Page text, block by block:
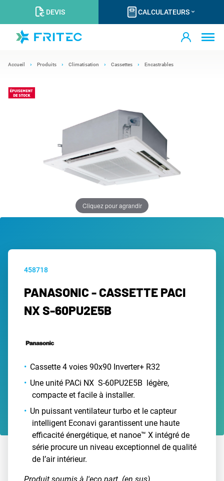
DEVIS CALCULATEURS
Accueil Produits Climatisation Cassettes Encastrables
Cliquez pour agrandir
458718
PANASONIC - CASSETTE PACI
NX S-60PU2E5B
Cassette 4 voies 90x90 Inverter+ R32
Une unité PACi NX S-60PU2E5B légère,
compacte et facile à installer.
Un puissant ventilateur turbo et le capteur
intelligent Econavi garantissent une haute
efficacité énergétique, et nanoe™ X intégré de
série procure un niveau exceptionnel de qualité
de l’air intérieur.